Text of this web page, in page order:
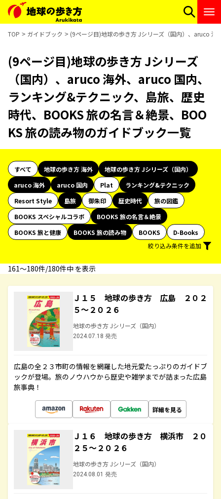
TOP ガイドブック (9ページ目)地球の歩き方 Jシリーズ（国内）、aruco
(9ページ目)地球の歩き方 Jシリーズ
（国内）、aruco 海外、aruco 国内、
ランキング&テクニック、島旅、歴史
時代、BOOKS 旅の名言＆絶景、BOO
KS 旅の読み物のガイドブック一覧
すべて 地球の歩き方 海外
地球の歩き方 Jシリーズ（国内）
aruco 海外
aruco 国内 Plat
ランキング&テクニック
Resort Style
島旅 御朱印 歴史時代
旅の図鑑
BOOKS スペシャルコラボ
BOOKS 旅の名言＆絶景
BOOKS 旅と健康
BOOKS 旅の読み物 BOOKS
D-Books
絞り込み条件を追加
161〜180件/180件中 を表示
Ｊ１５ 地球の歩き方 広島 ２０２
５～２０２６
地球の歩き方 Jシリーズ（国内）
2024.07.18 発売
広島の全２３市町の情報を網羅した地元愛たっぷりのガイドブ
ックが登場。旅のノウハウから歴史や雑学までが詰まった広島
旅事典！
詳細を見る
Ｊ１６ 地球の歩き方 横浜市 ２０
２５～２０２６
地球の歩き方 Jシリーズ（国内）
2024.08.01 発売